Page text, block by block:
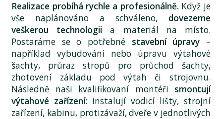
Realizace probíhá rychle a profesionálně. Když je
vše naplánováno a schváleno, dovezeme
veškerou technologii a materiál na místo.
Postaráme se o potřebné stavební úpravy –
například vybudování nebo úpravu výtahové
šachty, průraz stropů pro průchod šachty,
zhotovení základu pod výtah či strojovnu.
Následně naši kvalifikovaní montéři smontují
výtahové zařízení: instalují vodicí lišty, strojní
zařízení, kabinu, protizávaží, dveře v jednotlivých